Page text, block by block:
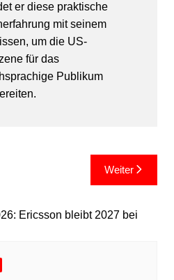
er diese praktische
mit seinem
um die US-
für das
Publikum
Weiter